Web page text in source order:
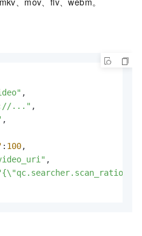
,
..." ,
,
: 100,
,